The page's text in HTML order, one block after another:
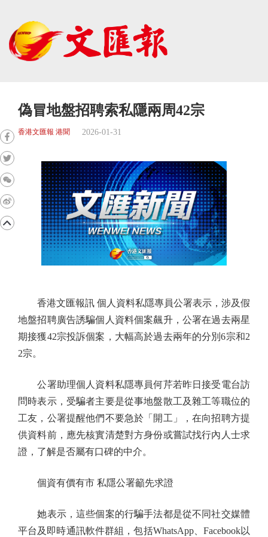
偽冒地盤招聘索私隱兩周42宗
香港文匯報 港聞 2026-01-31
香港文匯報訊 個人資料私隱專員公署表示，涉及假
地盤招聘廣告誘騙個人資料個案飆升，公署在過去兩星
期接獲42宗投訴個案，大幅高於過去兩年的分別6宗和2
2宗。
公署助理個人資料私隱專員何芹若昨日接受電台訪
問時表示，受騙者主要是從事地盤散工及雜工等職位的
工友，公署提醒他們不要急於「開工」，在向招聘方提
供資料前，應先核實清楚對方身份或嘗試找行內人士求
證，了解是否屬有口碑的中介。
個資有價有市 私隱公署籲先求證
她表示，這些個案的行騙手法都是從不同社交媒體
平台及即時通訊軟件群組，包括WhatsApp、Facebook以